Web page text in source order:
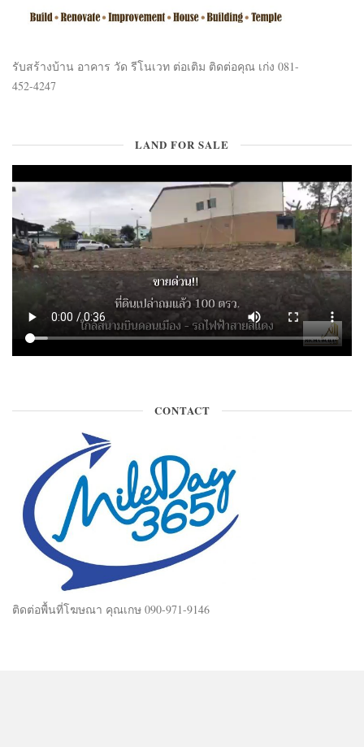
รับสร้างบ้าน อาคาร วัด รีโนเวท ต่อเติม ติดต่อคุณ เก่ง 081-
452-4247
LAND FOR SALE
CONTACT
ติดต่อพื้นที่โฆษณา คุณเกษ 090-971-9146